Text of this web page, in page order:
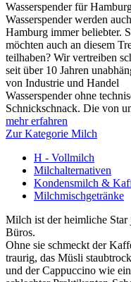
Wasserspender für
Wasserspender werden
Hamburg immer beliebter.
möchten auch an diesem
teilhaben? Wir vertreiben
seit über 10 Jahren
von Industrie und Handel
Wasserspender ohne
Schnickschnack. Die von
mehr erfahren
Zur Kategorie Milch
H - Vollmilch
Milchalternativen
Kondensmilch &
Milchmischgetränke
Milch ist der heimliche Star
Büros.
Ohne sie schmeckt der
traurig, das Müsli
und der Cappuccino wie ein